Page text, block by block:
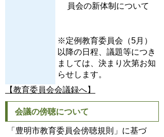
員会の新体制について
※定例教育委員会（5月）
以降の日程、議題等につき
ましては、決まり次第お知
らせします。
【教育委員会会議録へ】
会議の傍聴について
「豊明市教育委員会傍聴規則」に基づ